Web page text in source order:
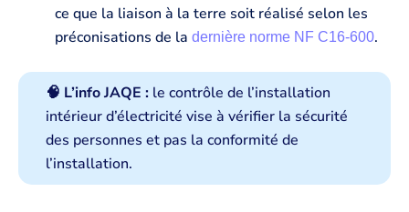
ce que la liaison à la terre soit réalisé selon les
préconisations de la dernière norme NF C16-600.
🧠 L’info JAQE : le contrôle de l’installation
intérieur d’électricité vise à vérifier la sécurité
des personnes et pas la conformité de
l’installation.